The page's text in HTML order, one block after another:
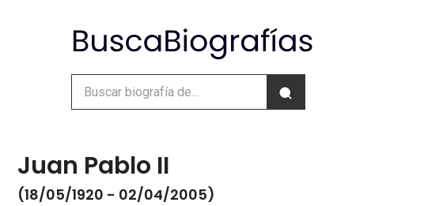
Juan Pablo II
(18/05/1920 - 02/04/2005)